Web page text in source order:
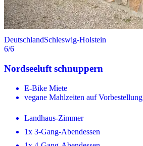
DeutschlandSchleswig-Holstein
6/6
Nordseeluft schnuppern
E-Bike Miete
vegane Mahlzeiten auf Vorbestellung
Landhaus-Zimmer
1x 3-Gang-Abendessen